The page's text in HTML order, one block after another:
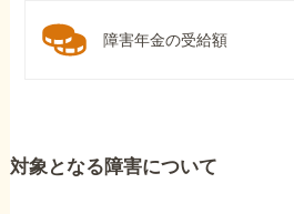
障害年金の受給額
対象となる障害について